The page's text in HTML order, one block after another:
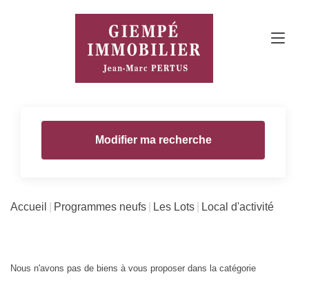
Modifier ma recherche
Accueil Programmes neufs Les Lots Local d'activité
Nous n'avons pas de biens à vous proposer dans la catégorie